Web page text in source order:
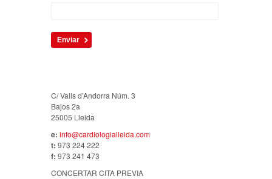
C/ Valls d’Andorra Núm. 3
Bajos 2a
25005 Lleida
e: info@cardiologialleida.com
t: 973 224 222
f: 973 241 473
CONCERTAR CITA PREVIA